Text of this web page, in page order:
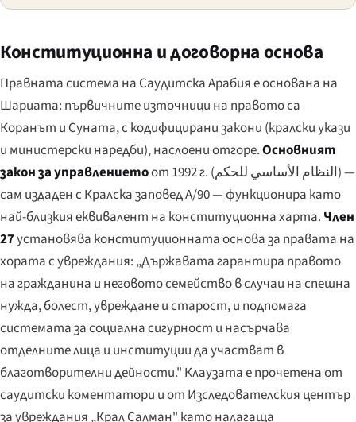
Конституционна и договорна основа
Правната система на Саудитска Арабия е основана на
Шариата: първичните източници на правото са
Коранът и Суната, с кодифицирани закони (кралски укази
и министерски наредби), наслоени отгоре.Основният
закон за управлениетоот 1992 г. (النظام الأساسي للحكم) —
сам издаден с Кралска заповед A/90 — функционира като
най-близкия еквивалент на конституционна харта. Член
27установява конституционната основа за правата на
хората с увреждания: „Държавата гарантира правото
на гражданина и неговото семейство в случаи на спешна
нужда, болест, увреждане и старост, и подпомага
системата за социална сигурност и насърчава
отделните лица и институции да участват в
благотворителни дейности." Клаузата е прочетена от
саудитски коментатори и от Изследователския център
за увреждания „Крал Салман" като налагаща